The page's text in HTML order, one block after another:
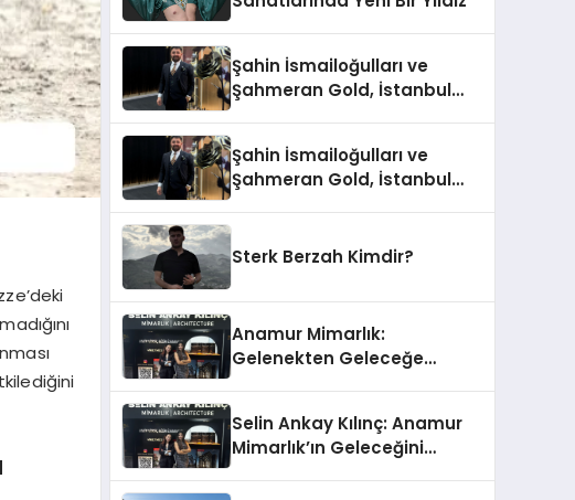
Şahin İsmailoğulları ve
Şahmeran Gold, İstanbul
Şahin İsmailoğulları ve
Şahmeran Gold, İstanbul
Sterk Berzah Kimdir?
Anamur Mimarlık:
Gelenekten Geleceğe
Selin Ankay Kılınç: Anamur
Mimarlık’ın Geleceğini